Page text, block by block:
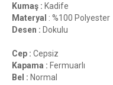
Kumaş : Kadife
Materyal : %100 Polyester
Desen : Dokulu
Cep : Cepsiz
Kapama : Fermuarlı
Bel : Normal